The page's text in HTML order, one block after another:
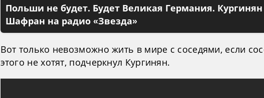
Польши не будет. Будет Великая Германия.
Шафран на радио «Звезда»
Вот только невозможно жить в мире с соседями, если
этого не хотят, подчеркнул Кургинян.